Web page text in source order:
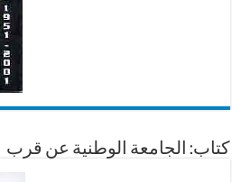
كتاب: الجامعة الوطنية عن قرب